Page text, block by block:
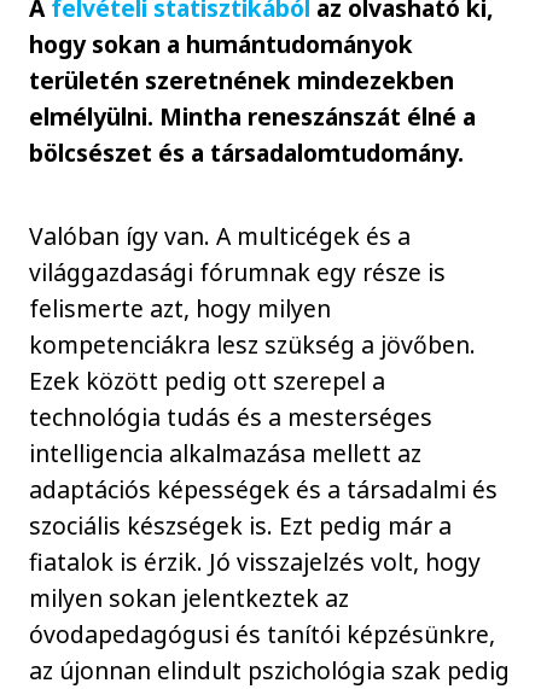
Afelvételi statisztikából az olvasható ki,
hogy sokan a humántudományok
területén szeretnének mindezekben
elmélyülni. Mintha reneszánszát élné a
bölcsészet és a társadalomtudomány.
Valóban így van. A multicégek és a
világgazdasági fórumnak egy része is
felismerte azt, hogy milyen
kompetenciákra lesz szükség a jövőben.
Ezek között pedig ott szerepel a
technológia tudás és a mesterséges
intelligencia alkalmazása mellett az
adaptációs képességek és a társadalmi és
szociális készségek is. Ezt pedig már a
fiatalok is érzik. Jó visszajelzés volt, hogy
milyen sokan jelentkeztek az
óvodapedagógusi és tanítói képzésünkre,
az újonnan elindult pszichológia szak pedig